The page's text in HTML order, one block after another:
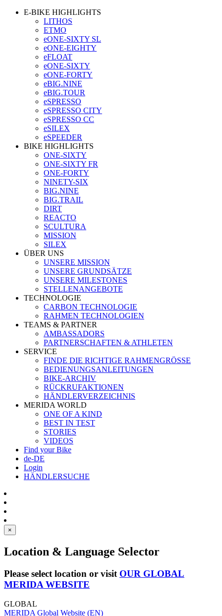
E-BIKE HIGHLIGHTS
LITHOS
ETMO
eONE-SIXTY SL
eONE-EIGHTY
eFLOAT
eONE-SIXTY
eONE-FORTY
eBIG.NINE
eBIG.TOUR
eSPRESSO
eSPRESSO CITY
eSPRESSO CC
eSILEX
eSPEEDER
BIKE HIGHLIGHTS
ONE-SIXTY
ONE-SIXTY FR
ONE-FORTY
NINETY-SIX
BIG.NINE
BIG.TRAIL
DIRT
REACTO
SCULTURA
MISSION
SILEX
ÜBER UNS
UNSERE MISSION
UNSERE GRUNDSÄTZE
UNSERE MILESTONES
STELLENANGEBOTE
TECHNOLOGIE
CARBON TECHNOLOGIE
RAHMEN TECHNOLOGIEN
TEAMS & PARTNER
AMBASSADORS
PARTNERSCHAFTEN & ATHLETEN
SERVICE
FINDE DIE RICHTIGE RAHMENGRÖSSE
BEDIENUNGSANLEITUNGEN
BIKE-ARCHIV
RÜCKRUFAKTIONEN
HÄNDLERVERZEICHNIS
MERIDA WORLD
ONE OF A KIND
BEST IN TEST
STORIES
VIDEOS
Find your Bike
de-DE
Login
HÄNDLERSUCHE
×
Location & Language Selector
Please select location or visit OUR GLOBAL
MERIDA WEBSITE
GLOBAL
MERIDA Global Website (EN)